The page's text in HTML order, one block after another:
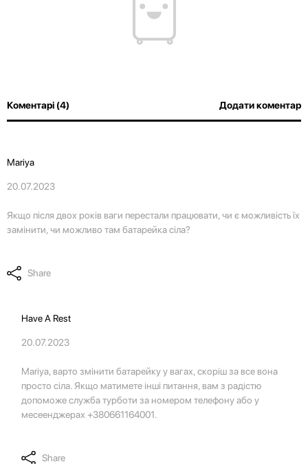
Коментарі (4) Додати коментар
Mariya
20.07.2023
Якщо після двох років ваги перестали працювати, чи є можливість їх
замінити, чи можливо там батарейка сіла?
Share
Have A Rest
20.07.2023
Mariya, варто змінити батарейку у вагах, скоріш за все вона
просто сіла. Якщо матимете інші питання, вам з радістю
допоможе служба турботи за номером телефону або у
месеенджерах +380661164001.
Share